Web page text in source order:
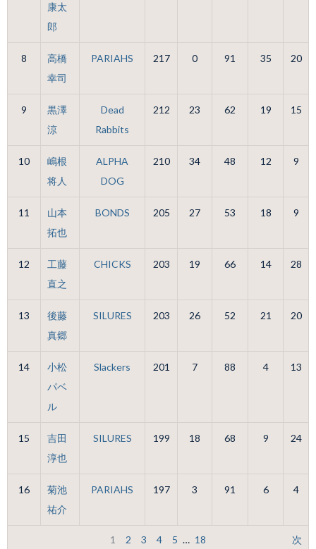
康太
郎
8
高橋
幸司
PARIAHS 217 0 91 35 20
9
黒澤
涼
Dead
Rabbits
212 23 62 19 15
10
嶋根
将人
ALPHA
DOG
210 34 48 12 9
11
山本
拓也
BONDS 205 27 53 18 9
12
工藤
直之
CHICKS 203 19 66 14 28
13
後藤
真郷
SILURES 203 26 52 21 20
14
小松
パベ
ル
Slackers 201 7 88 4 13
15
吉田
淳也
SILURES 199 18 68 9 24
16
菊池
祐介
PARIAHS 197 3 91 6 4
1 2 3 4 5 … 18 次